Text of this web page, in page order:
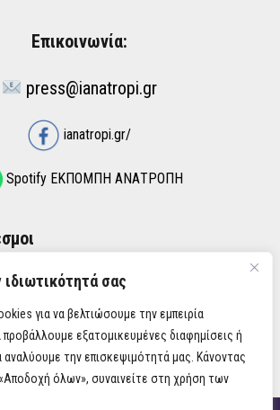
σας
για να βελτιώσουμε την εμπειρία
εξατομικευμένες διαφημίσεις ή
αναλύουμε την επισκεψιμότητά μας. Κάνοντας
όλων», συναινείτε στη χρήση των
Επικοινωνία:
press@ianatropi.gr
ianatropi.gr/
Spotify ΕΚΠΟΜΠΗ ΑΝΑΤΡΟΠΗ